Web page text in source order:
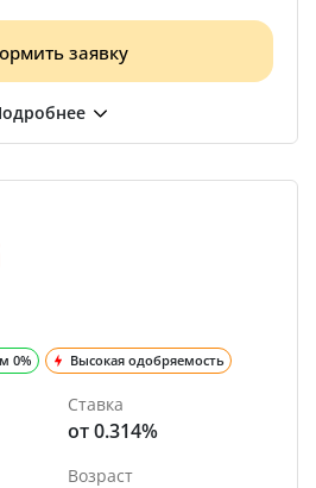
заявку
0% Высокая одобряемость
Ставка
от 0.314%
Возраст